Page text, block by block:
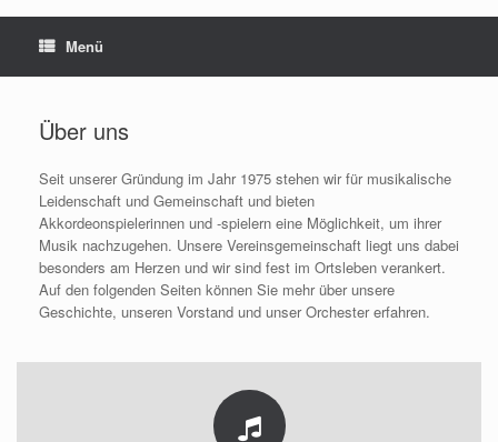
Menü
Über uns
Seit unserer Gründung im Jahr 1975 stehen wir für musikalische
Leidenschaft und Gemeinschaft und bieten
Akkordeonspielerinnen und -spielern eine Möglichkeit, um ihrer
Musik nachzugehen. Unsere Vereinsgemeinschaft liegt uns dabei
besonders am Herzen und wir sind fest im Ortsleben verankert.
Auf den folgenden Seiten können Sie mehr über unsere
Geschichte, unseren Vorstand und unser Orchester erfahren.